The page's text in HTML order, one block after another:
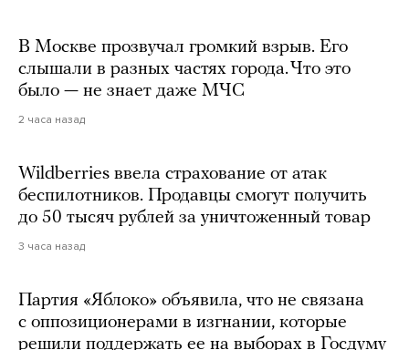
В Москве прозвучал громкий взрыв. Его
слышали в разных частях города. Что это
было — не знает даже МЧС
2 часа назад
Wildberries ввела страхование от атак
беспилотников. Продавцы смогут получить
до 50 тысяч рублей за уничтоженный товар
3 часа назад
Партия «Яблоко» объявила, что не связана
с оппозиционерами в изгнании, которые
решили поддержать ее на выборах в Госдуму